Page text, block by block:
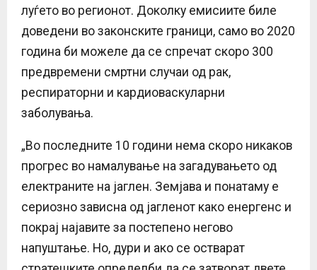
луѓето во регионот. Доколку емисиите биле
доведени во законските граници, само во 2020
година би можеле да се спречат скоро 300
предвремени смртни случаи од рак,
респираторни и кардиоваскуларни
заболувања.
„Во последните 10 години нема скоро никаков
прогрес во намалување на загадувањето од
електраните на јаглен. Земјава и понатаму е
сериозно зависна од јагленот како енергенс и
покрај најавите за постепено негово
напуштање. Но, дури и ако се остварат